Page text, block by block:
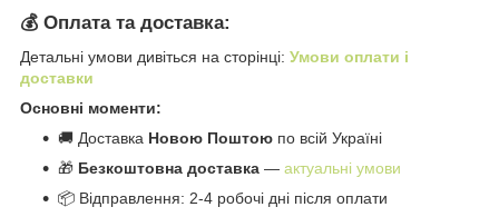
💰 Оплата та доставка:
Детальні умови дивіться на сторінці: Умови оплати і
доставки
Основні моменти:
🚚 Доставка Новою Поштою по всій Україні
🎁 Безкоштовна доставка — актуальні умови
📦 Відправлення: 2-4 робочі дні після оплати